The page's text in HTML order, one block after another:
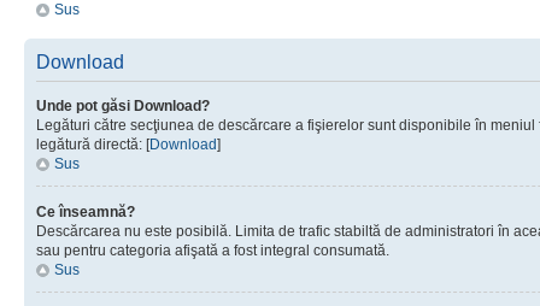
Sus
Download
Unde pot găsi Download?
Legături către secţiunea de descărcare a fişierelor sunt disponibile în
legătură directă: [Download]
Sus
Ce înseamnă?
Descărcarea nu este posibilă. Limita de trafic stabiltă de administratori în
sau pentru categoria afişată a fost integral consumată.
Sus